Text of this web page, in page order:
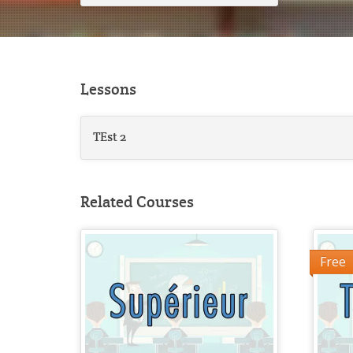
Lessons
TEst 2
Related Courses
Free